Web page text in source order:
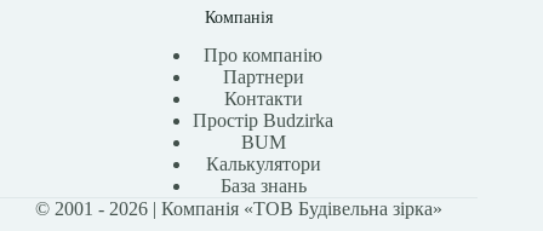
Компанія
Про компанію
Партнери
Контакти
Простір Budzirka
BUM
Калькулятори
База знань
© 2001 - 2026 | Компанія «ТОВ Будівельна зірка»